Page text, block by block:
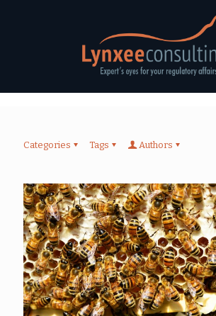
Categories Tags Authors